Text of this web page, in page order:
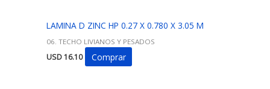
LAMINA D ZINC HP 0.27 X 0.780 X 3.05 M
06. TECHO LIVIANOS Y PESADOS
USD16.10 Comprar